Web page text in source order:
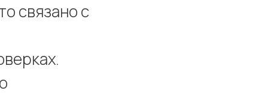
связано с